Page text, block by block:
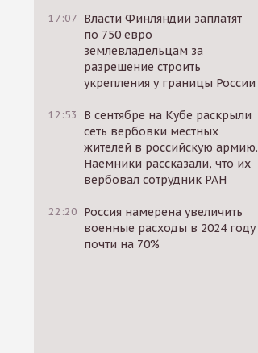
17:07 Власти Финляндии заплатят
по 750 евро
землевладельцам за
разрешение строить
укрепления у границы России
12:53
В сентябре на Кубе раскрыли
сеть вербовки местных
жителей в российскую армию.
Наемники рассказали, что их
вербовал сотрудник РАН
22:20 Россия намерена увеличить
военные расходы в 2024 году
почти на 70%